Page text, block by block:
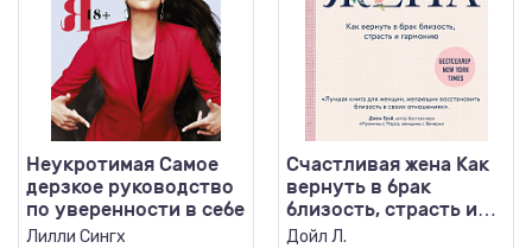
Неукротимая Самое
дерзкое руководство
по уверенности в себе
Лилли Сингх
Счастливая жена Как
вернуть в брак
близость, страсть и
гармонию
Дойл Л.